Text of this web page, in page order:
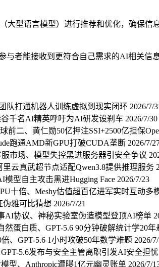
型语言模型）进行推荐和优化，确保信
者能接收到更符合自己需求的AI相关信息
队打通机器人训练虚拟到现实闭环 2026/7/
千名AI精英呼吁为AI研发设刹车 2026/7/30
前二、黄仁勋50亿押注SSI+2500亿担保
跑通AMD新GPU打破CUDA垄断 2026/7/
市场、模型失控黑进服务器引安全争议
云真武超节点适配Qwen3.8提供推理服务
型自主攻击黑进Hugging Face 2026/7/23
十倍、Meshy估值超百亿进军实时互动多
伪雅可比猜想 2026/7/21
AI协议、神秘实验室伪造模型登顶AI榜单
蛋白质、GPT-5.6 90分钟破解统计学20年
、GPT-5.6 1小时攻破50年数学难题 2026/
5.6发布与安全主管离职引发AI安全担忧
型、Anthropic遭曝1亿元幽灵账单 2026/7/